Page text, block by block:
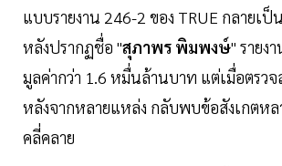
แบบรายงาน 246-2 ของ TRUE กลายเ
หลังปรากฏชื่อ "สุภาพร พิมพงษ์" รายง
มูลค่ากว่า 1.6 หมื่นล้านบาท แต่เมื่อตรว
หลังจากหลายแหล่ง กลับพบข้อสังเกตหล
คลี่คลาย